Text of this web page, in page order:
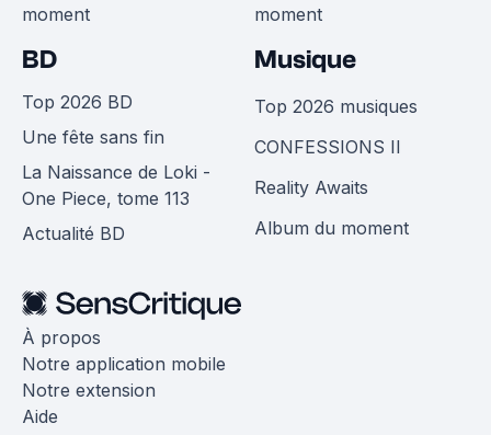
moment
moment
BD
Top 2026 BD
Une fête sans fin
La Naissance de Loki -
One Piece, tome 113
Actualité BD
Musique
Top 2026 musiques
CONFESSIONS II
Reality Awaits
Album du moment
À propos
Notre application mobile
Notre extension
Aide